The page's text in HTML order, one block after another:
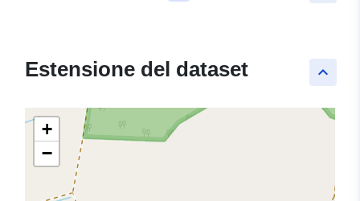
keyboard_arrow_up
Estensione del dataset
+
−